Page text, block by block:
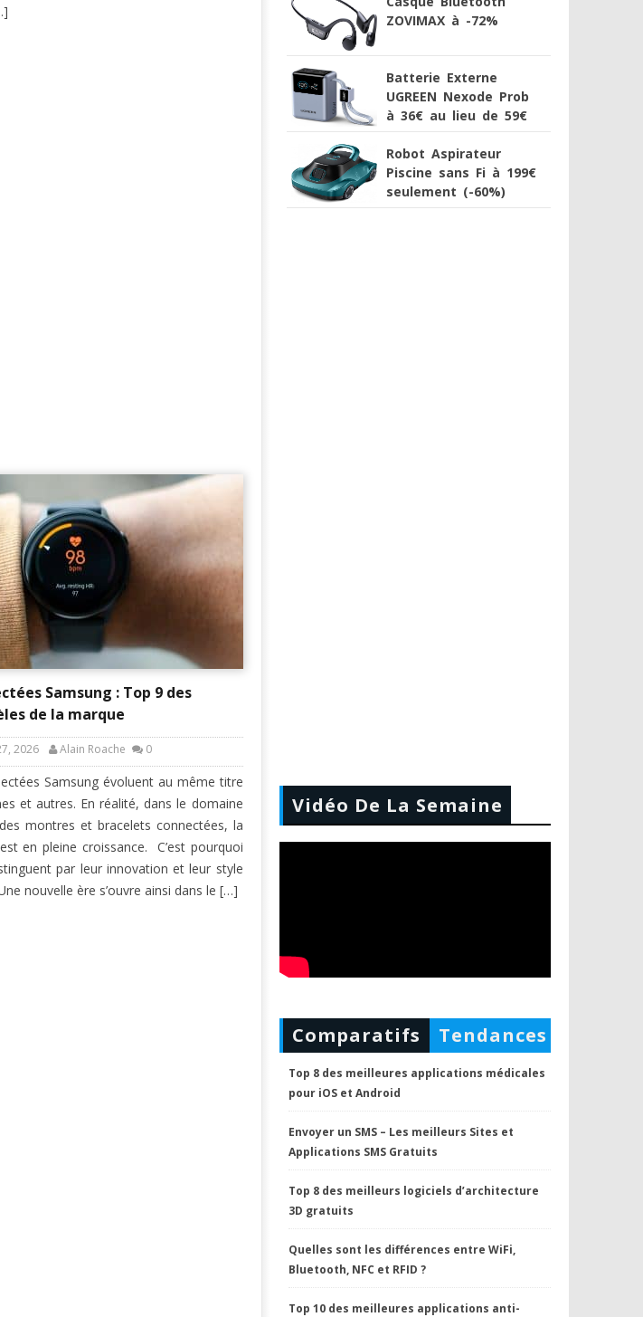
Samsung : Top 9 des
de la marque
2026 Alain Roache 0
Samsung évoluent au même titre
et autres. En réalité, dans le domaine
montres et bracelets connectées, la
en pleine croissance. C’est pourquoi
par leur innovation et leur style
nouvelle ère s’ouvre ainsi dans le […]
ZOVIMAX à -72%
Batterie Externe
UGREEN Nexode Prob
à 36€ au lieu de 59€
Robot Aspirateur
Piscine sans Fi à 199€
seulement (-60%)
Vidéo De La Semaine
Comparatifs Tendances
Top 8 des meilleures applications médicales
pour iOS et Android
Envoyer un SMS – Les meilleurs Sites et
Applications SMS Gratuits
Top 8 des meilleurs logiciels d’architecture
3D gratuits
Quelles sont les différences entre WiFi,
Bluetooth, NFC et RFID ?
Top 10 des meilleures applications anti-